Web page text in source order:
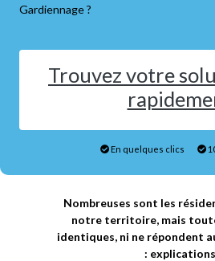
Gardiennage ?
Trouvez votre
En quelques clics
Nombreuses sont les
notre territoire, mais
identiques, ni ne répondent
: explications